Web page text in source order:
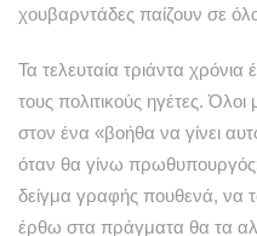
χουβαρντάδες παίζουν σε
Τα τελευταία τριάντα
τους πολιτικούς ηγέτες.
στον ένα «βοήθα να γίνει
όταν θα γίνω
δείγμα γραφής πουθενά, να
έρθω στα πράγματα θα τα